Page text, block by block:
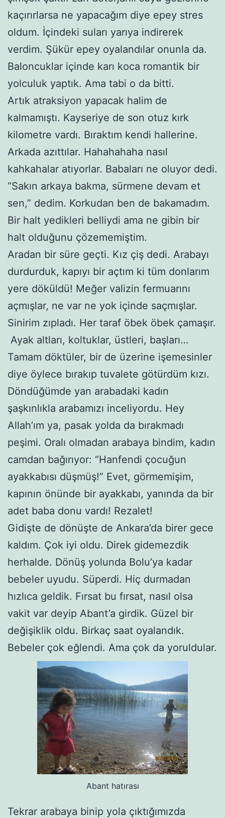
kaçırırlarsa ne yapacağım diye epey stres
oldum. İçindeki suları yarıya indirerek
verdim. Şükür epey oyalandılar onunla da.
Baloncuklar içinde karı koca romantik bir
yolculuk yaptık. Ama tabi o da bitti.
Artık atraksiyon yapacak halim de
kalmamıştı. Kayseriye de son otuz kırk
kilometre vardı. Bıraktım kendi hallerine.
Arkada azıttılar. Hahahahaha nasıl
kahkahalar atıyorlar. Babaları ne oluyor dedi.
“Sakın arkaya bakma, sürmene devam et
sen,” dedim. Korkudan ben de bakamadım.
Bir halt yedikleri belliydi ama ne gibin bir
halt olduğunu çözememiştim.
Aradan bir süre geçti. Kız çiş dedi. Arabayı
durdurduk, kapıyı bir açtım ki tüm donlarım
yere döküldü! Meğer valizin fermuarını
açmışlar, ne var ne yok içinde saçmışlar.
Sinirim zıpladı. Her taraf öbek öbek çamaşır.
Ayak altları, koltuklar, üstleri, başları…
Tamam döktüler, bir de üzerine işemesinler
diye öylece bırakıp tuvalete götürdüm kızı.
Döndüğümde yan arabadaki kadın
şaşkınlıkla arabamızı inceliyordu. Hey
Allah’ım ya, pasak yolda da bırakmadı
peşimi. Oralı olmadan arabaya bindim, kadın
camdan bağırıyor: “Hanfendi çocuğun
ayakkabısı düşmüş!” Evet, görmemişim,
kapının önünde bir ayakkabı, yanında da bir
adet baba donu vardı! Rezalet!
Gidişte de dönüşte de Ankara’da birer gece
kaldım. Çok iyi oldu. Direk gidemezdik
herhalde. Dönüş yolunda Bolu’ya kadar
bebeler uyudu. Süperdi. Hiç durmadan
hızlıca geldik. Fırsat bu fırsat, nasıl olsa
vakit var deyip Abant’a girdik. Güzel bir
değişiklik oldu. Birkaç saat oyalandık.
Bebeler çok eğlendi. Ama çok da yoruldular.
Abant hatırası
Tekrar arabaya binip yola çıktığımızda